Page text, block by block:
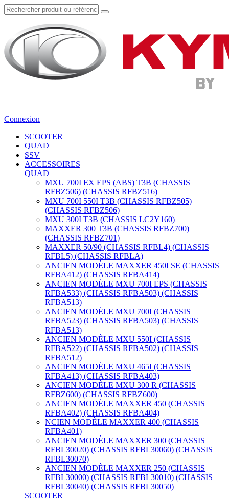
Connexion
SCOOTER
QUAD
SSV
ACCESSOIRES
QUAD
MXU 700I EX EPS (ABS) T3B (CHASSIS
RFBZ506) (CHASSIS RFBZ516)
MXU 700I 550I T3B (CHASSIS RFBZ505)
(CHASSIS RFBZ506)
MXU 300I T3B (CHASSIS LC2Y160)
MAXXER 300 T3B (CHASSIS RFBZ700)
(CHASSIS RFBZ701)
MAXXER 50/90 (CHASSIS RFBL4) (CHASSIS
RFBL5) (CHASSIS RFBLA)
ANCIEN MODÈLE MAXXER 450I SE (CHASSIS
RFBA412) (CHASSIS RFBA414)
ANCIEN MODÈLE MXU 700I EPS (CHASSIS
RFBA533) (CHASSIS RFBA503) (CHASSIS
RFBA513)
ANCIEN MODÈLE MXU 700I (CHASSIS
RFBA523) (CHASSIS RFBA503) (CHASSIS
RFBA513)
ANCIEN MODÈLE MXU 550I (CHASSIS
RFBA522) (CHASSIS RFBA502) (CHASSIS
RFBA512)
ANCIEN MODÈLE MXU 465I (CHASSIS
RFBA413) (CHASSIS RFBA403)
ANCIEN MODÈLE MXU 300 R (CHASSIS
RFBZ600) (CHASSIS RFBZ600)
ANCIEN MODÈLE MAXXER 450 (CHASSIS
RFBA402) (CHASSIS RFBA404)
NCIEN MODÈLE MAXXER 400 (CHASSIS
RFBA401)
ANCIEN MODÈLE MAXXER 300 (CHASSIS
RFBL30020) (CHASSIS RFBL30060) (CHASSIS
RFBL30070)
ANCIEN MODÈLE MAXXER 250 (CHASSIS
RFBL30000) (CHASSIS RFBL30010) (CHASSIS
RFBL30040) (CHASSIS RFBL30050)
SCOOTER